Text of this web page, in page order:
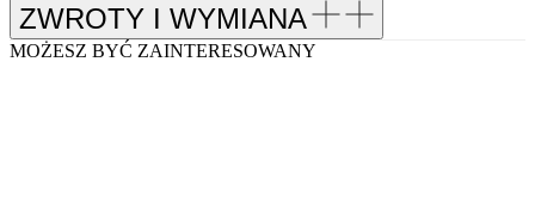
ZWROTY I WYMIANA
MOŻESZ BYĆ ZAINTERESOWANY